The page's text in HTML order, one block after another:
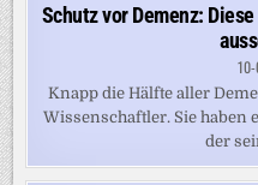
Schutz vor Demenz:
Knapp die Hälfte aller
Wissenschaftler. Sie haben
der